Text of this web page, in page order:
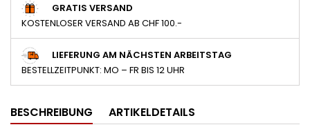
GRATIS VERSAND
KOSTENLOSER VERSAND AB CHF 100.-
LIEFERUNG AM NÄCHSTEN ARBEITSTAG
BESTELLZEITPUNKT: MO – FR BIS 12 UHR
BESCHREIBUNG ARTIKELDETAILS